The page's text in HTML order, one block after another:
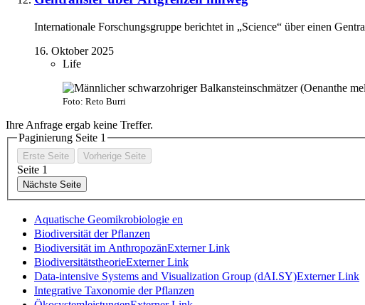
Internationale Forschungsgruppe berichtet in „Science“ über einen
16. Oktober 2025
Life
Foto: Reto Burri
Ihre Anfrage ergab keine Treffer.
Paginierung Seite 1
Erste Seite Vorherige Seite
Seite 1
Nächste Seite
Aquatische Geomikrobiologie en
Biodiversität der Pflanzen
Biodiversität im AnthropozänExterner Link
BiodiversitätstheorieExterner Link
Data-intensive Systems and Visualization Group (dAI.SY)Externer Link
Integrative Taxonomie der Pflanzen